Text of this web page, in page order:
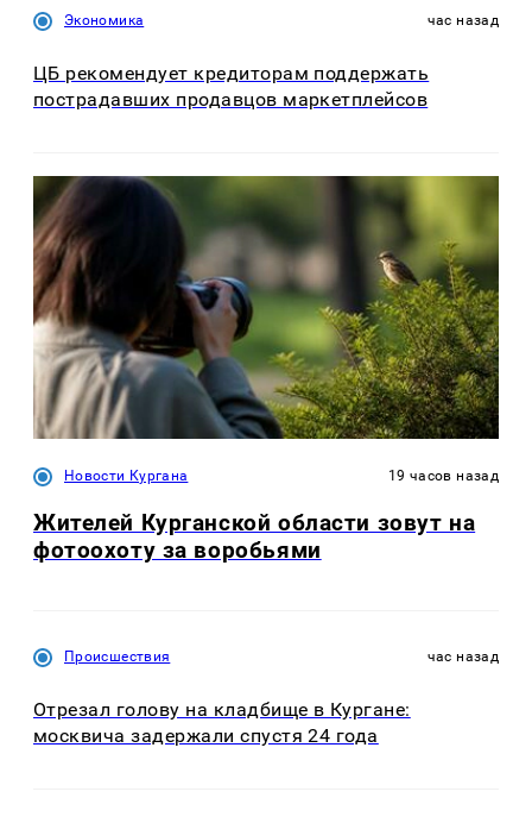
Экономика час назад
ЦБ рекомендует кредиторам поддержать
пострадавших продавцов маркетплейсов
Новости Кургана 19 часов назад
Жителей Курганской области зовут на
фотоохоту за воробьями
Происшествия час назад
Отрезал голову на кладбище в Кургане:
москвича задержали спустя 24 года